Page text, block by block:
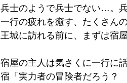
兵士のようで兵士でない…。
一行の疲れを癒す、たくさん
王城に訪れる前に、まずは宿
宿屋の主人は気さくに一行に
宿「実力者の冒険者だろう？